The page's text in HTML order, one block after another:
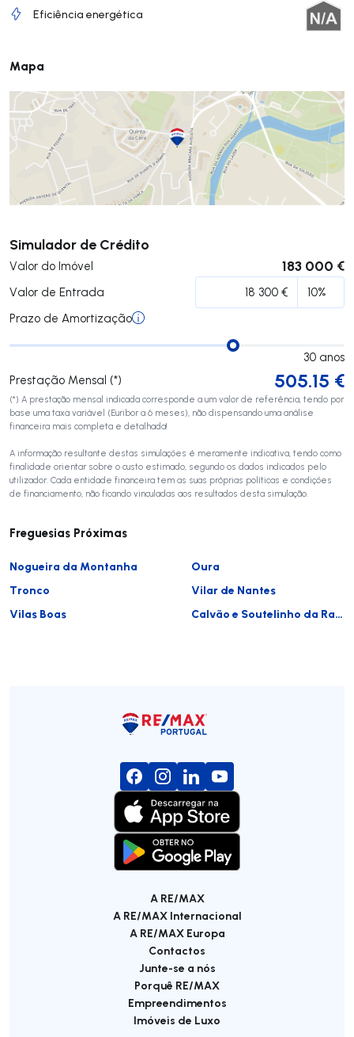
Eficiência energética
Mapa
Simulador de Crédito
Valor do Imóvel 183 000 €
Valor de Entrada
Prazo de Amortização
30 anos
Prestação Mensal (*)
505.15 €
(*) A prestação mensal indicada corresponde a um valor de referência, tendo por
base uma taxa variável (Euribor a 6 meses), não dispensando uma análise
financeira mais completa e detalhada!
A informação resultante destas simulações é meramente indicativa, tendo como
finalidade orientar sobre o custo estimado, segundo os dados indicados pelo
utilizador. Cada entidade financeira tem as suas próprias políticas e condições
de financiamento, não ficando vinculadas aos resultados desta simulação.
Submeter
Freguesias Próximas
Nogueira da Montanha
Oura
Tronco
Vilar de Nantes
Vilas Boas
Calvão e Soutelinho da Raia
A RE/MAX
A RE/MAX Internacional
A RE/MAX Europa
Contactos
Junte-se a nós
Porquê RE/MAX
Empreendimentos
Imóveis de Luxo